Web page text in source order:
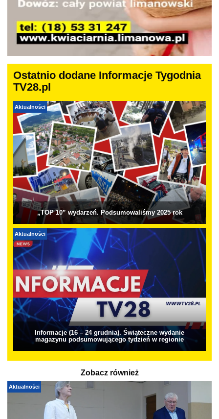
Ostatnio dodane Informacje Tygodnia
TV28.pl
Aktualności
„TOP 10” wydarzeń. Podsumowaliśmy 2025 rok
Aktualności
Informacje (16 – 24 grudnia). Świąteczne wydanie
magazynu podsumowującego tydzień w regionie
Zobacz również
Aktualności